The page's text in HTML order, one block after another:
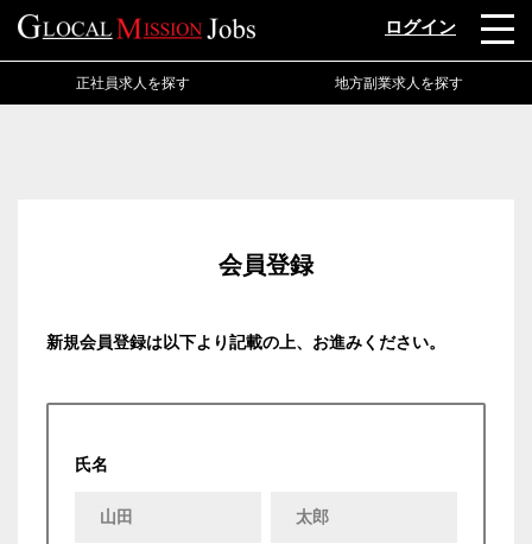
ログイン
正社員求人を探す 地方副業求人を探す
会員登録
新規会員登録は以下より記載の上、お進みください。
氏名